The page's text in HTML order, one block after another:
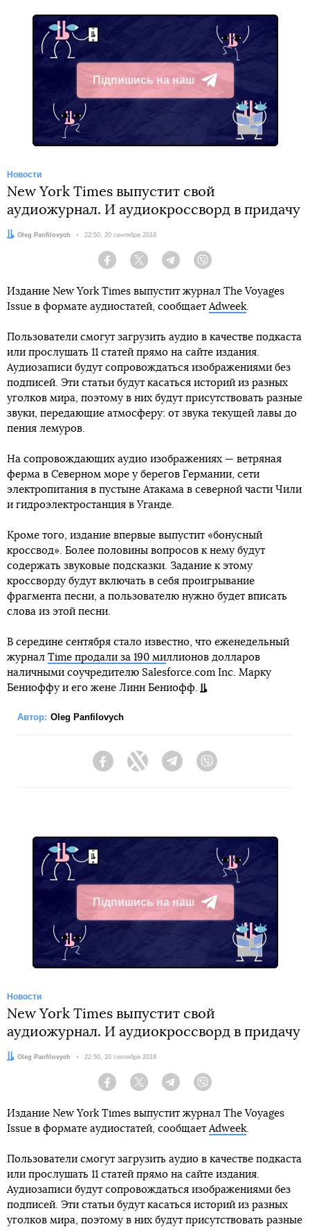
Підпишись на наш
Telegram
Новости
New York Times выпустит свой
аудиожурнал. И аудиокроссворд в придачу
Автор:
Oleg Panfilovych Дата:
22:50, 20 сентября 2018
Facebook Twitter Telegram
Издание New York Times выпустит журнал The Voyages
Issue в формате аудиостатей, сообщаетAdweek.
Пользователи смогут загрузить аудио в качестве подкаста
или прослушать 11 статей прямо на сайте издания.
Аудиозаписи будут сопровождаться изображениями без
подписей. Эти статьи будут касаться историй из разных
уголков мира, поэтому в них будут присутствовать разные
звуки, передающие атмосферу: от звука текущей лавы до
пения лемуров.
На сопровождающих аудио изображениях — ветряная
ферма в Северном море у берегов Германии, сети
электропитания в пустыне Атакама в северной части Чили
и гидроэлектростанция ​​в Уганде.
Кроме того, издание впервые выпустит «бонусный
кроссвод». Более половины вопросов к нему будут
содержать звуковые подсказки. Задание к этому
кроссворду будут включать в себя проигрывание
фрагмента песни, а пользователю нужно будет вписать
слова из этой песни.
В середине сентября стало известно, что еженедельный
журнал Time продали за 190 миллионов долларов
наличными соучредителю Salesforce.com Inc. Марку
Бениоффу и его жене Линн Бениофф.
Автор: Oleg Panfilovych
FacebookTwitter Telegram
Підпишись на наш
Telegram
Новости
New York Times выпустит свой
аудиожурнал. И аудиокроссворд в придачу
Автор:
Oleg Panfilovych Дата:
22:50, 20 сентября 2018
Facebook Twitter Telegram
Издание New York Times выпустит журнал The Voyages
Issue в формате аудиостатей, сообщаетAdweek.
Пользователи смогут загрузить аудио в качестве подкаста
или прослушать 11 статей прямо на сайте издания.
Аудиозаписи будут сопровождаться изображениями без
подписей. Эти статьи будут касаться историй из разных
уголков мира, поэтому в них будут присутствовать разные